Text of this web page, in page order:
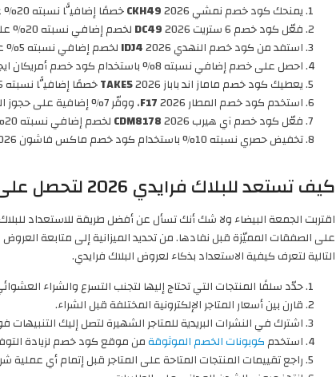
يمنحك كود خصم نمشي 2026
CKH49خصمًا إضافيًّا نسبته 20% على أول طلب لك من المتجر.
فعّل كود خصم 6 ستريت 2026
DC49 لخصم إضافي نسبته 20% على أول طلب لك.
استفد من كود خصم النهدي 2026
IDJ4 لخصم إضافي نسبته 5% على منتجاتك الصحية.
احصل على خصم إضافي نسبته 8% باستخدام كود خصم أمريكان ايجل 2026
يعطيك كود خصم ماماز اند باباز 2026
TAKE5خصمًا إضافيًّا نسبته 5% على طلباتك.
استخدم كود خصم المطار 2026
F17، ووفّر 7% إضافية على حجوز الطيران والفنادق.
فعّل كود خصم آي هيرب 2026
CDM8178 لخصم إضافي نسبته 20% على جميع منتجات العناية الشخصية.
تخفيض حصري نسبته 10% باستخدام كود خصم ماكس فاشون 2026
كيف تستعد للبلاك فرايدي 2026 لتحصل على أفضل الصفقات؟
على الصفقات المميّزة قبل نفادها. من تحديد الميزانية إلى متابعة
التالية لتعرف كيفية الاستعداد بذكاء لعروض البلاك فرايدي.
حدّد سلفًا المنتجات التي تحتاج إليها لتجنب التسرع والشراء
قارن بين أسعار المتاجر الإلكترونية المختلفة قبل الشراء.
اشترك في النشرات البريدية للمتاجر الشهيرة لتصل إليك التنبيهات
استخدمكوبونات الخصم الموثوقةمن موقع كود خصم لزيادة
راجع تقييمات المنتجات المتاحة على المتاجر قبل إتمام أي عملية